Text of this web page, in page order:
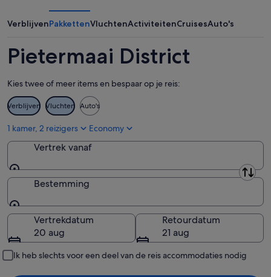
bekijken
-
aug,
bekijken
weekend,
14
-
16
bekijken
VerblijvenPakkettenVluchtenActiviteitenCruisesAuto's
Pietermaai District
Kies twee of meer items en bespaar op je reis:
Verblijven Vluchten Auto's
1 kamer, 2 reizigers Economy
Vertrek vanaf
Vertrek vanaf
Bestemming
Bestemming
Vertrekdatum
20 aug
Retourdatum
21 aug
Ik heb slechts voor een deel van de reis accommodaties nodig